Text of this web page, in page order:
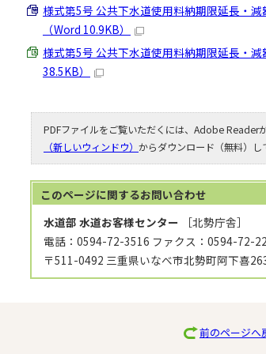
様式第5号 公共下水道使用料納期限延長・
（Word 10.9KB）
様式第5号 公共下水道使用料納期限延長・
38.5KB）
PDFファイルをご覧いただくには、Adobe Reader
（新しいウィンドウ） からダウンロード（無料）し
このページに関するお問い合わせ
水道部 水道お客様センター ［北勢庁舎］
電話：0594-72-3516 ファクス：0594-72-
〒511-0492 三重県いなべ市北勢町阿下喜
前のページへ